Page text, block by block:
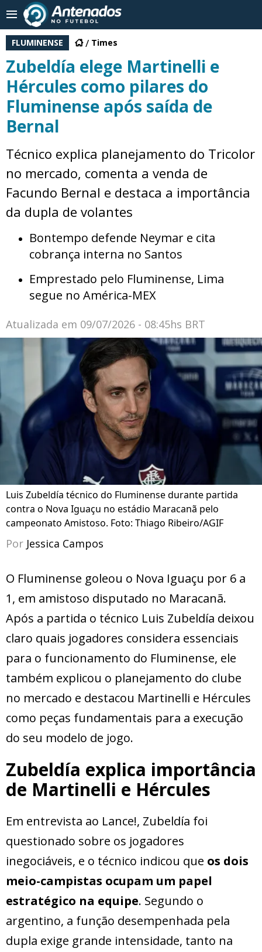
FLUMINENSE Times
Zubeldía elege Martinelli e
Hércules como pilares do
Fluminense após saída de
Bernal
Técnico explica planejamento do Tricolor
no mercado, comenta a venda de
Facundo Bernal e destaca a importância
da dupla de volantes
Bontempo defende Neymar e cita
cobrança interna no Santos
Emprestado pelo Fluminense, Lima
segue no América-MEX
Atualizada em 09/07/2026 - 08:45hs BRT
Luis Zubeldía técnico do Fluminense durante partida
contra o Nova Iguaçu no estádio Maracanã pelo
campeonato Amistoso. Foto: Thiago Ribeiro/AGIF
Por Jessica Campos
O Fluminense goleou o Nova Iguaçu por 6 a
1, em amistoso disputado no Maracanã.
Após a partida o técnico Luis Zubeldía deixou
claro quais jogadores considera essenciais
para o funcionamento do Fluminense, ele
também explicou o planejamento do clube
no mercado e destacou Martinelli e Hércules
como peças fundamentais para a execução
do seu modelo de jogo.
Zubeldía explica importância
de Martinelli e Hércules
Em entrevista ao Lance!, Zubeldía foi
questionado sobre os jogadores
inegociáveis, e o técnico indicou que os dois
meio-campistas ocupam um papel
estratégico na equipe. Segundo o
argentino, a função desempenhada pela
dupla exige grande intensidade, tanto na